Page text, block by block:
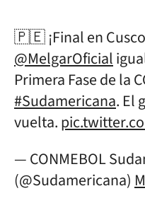
🇵🇪 ¡Final en
@MelgarOficial
Primera Fase de la
#Sudamericana. El
vuelta.
— CONMEBOL
(@Sudamericana)